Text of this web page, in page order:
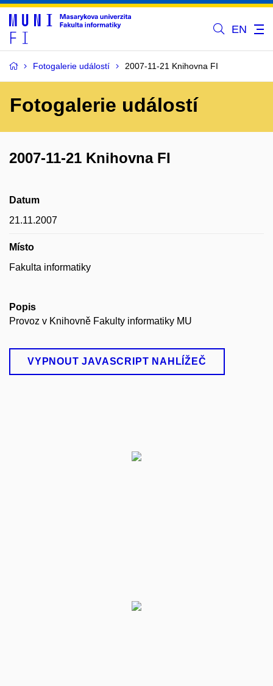
EN
Fotogalerie událostí 2007-11-21 Knihovna FI
Fotogalerie událostí
2007-11-21 Knihovna FI
Datum
21.11.2007
Místo
Fakulta informatiky
Popis
Provoz v Knihovně Fakulty informatiky MU
VYPNOUT JAVASCRIPT NAHLÍŽEČ